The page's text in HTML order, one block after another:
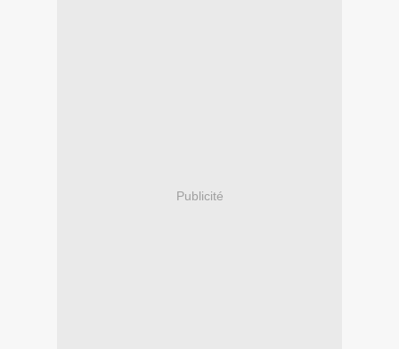
Publicité